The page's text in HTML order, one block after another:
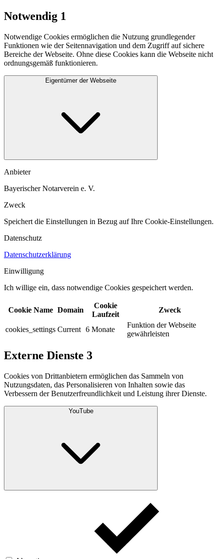
Notwendig 1
Notwendige Cookies ermöglichen die Nutzung grundlegender
Funktionen wie der Seitennavigation und dem Zugriff auf sichere
Bereiche der Webseite. Ohne diese Cookies kann die Webseite nicht
ordnungsgemäß funktionieren.
Eigentümer der Webseite
Anbieter
Bayerischer Notarverein e. V.
Zweck
Speichert die Einstellungen in Bezug auf Ihre Cookie-Einstellungen.​
Datenschutz
Datenschutzerklärung
Einwilligung
Ich willige ein, dass notwendige Cookies gespeichert werden.​
Cookie Name Domain
Cookie
Laufzeit
Zweck
cookies_settings Current 6 Monate
Funktion der Webseite
gewährleisten
Externe Dienste 3
Cookies von Drittanbietern ermöglichen das Sammeln von
Nutzungsdaten, das Personalisieren von Inhalten sowie das
Verbessern der Benutzerfreundlichkeit und Leistung ihrer Dienste.
YouTube